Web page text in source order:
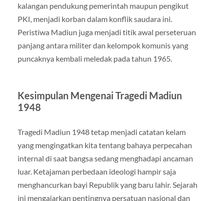
kalangan pendukung pemerintah maupun pengikut
PKI, menjadi korban dalam konflik saudara ini.
Peristiwa Madiun juga menjadi titik awal perseteruan
panjang antara militer dan kelompok komunis yang
puncaknya kembali meledak pada tahun 1965.
Kesimpulan Mengenai Tragedi Madiun
1948
Tragedi Madiun 1948 tetap menjadi catatan kelam
yang mengingatkan kita tentang bahaya perpecahan
internal di saat bangsa sedang menghadapi ancaman
luar. Ketajaman perbedaan ideologi hampir saja
menghancurkan bayi Republik yang baru lahir. Sejarah
ini mengajarkan pentingnya persatuan nasional dan